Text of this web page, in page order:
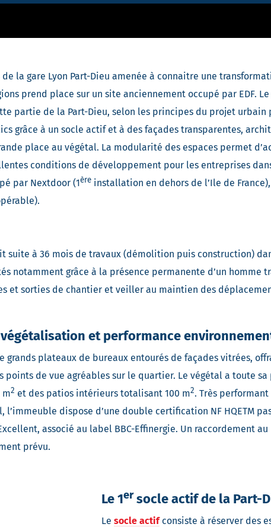
de la gare Lyon Part-Dieu amenée à connaitre une
prend place sur un site anciennement occupé par EDF.
partie de la Part-Dieu, selon les principes du projet urbain
grâce à un socle actif et à des façades transparentes,
place au végétal. La modularité des espaces permet
conditions de développement pour les entreprises
par Nextdoor (1ère installation en dehors de l’Ile de
suite à 36 mois de travaux (démolition puis construction)
notamment grâce à la présence permanente d’un homme
et sorties de chantier et veiller au maintien des
et performance
grands plateaux de bureaux entourés de façades vitrées,
points de vue agréables sur le quartier. Le végétal a toute
m2 et des patios intérieurs totalisant 100 m2. Très
l’immeuble dispose d’une double certification NF HQETM
associé au label BBC-Effinergie. Un raccordement
prévu.
Le 1ersocle actifde la Part-
Le socle actifconsiste à réserver des